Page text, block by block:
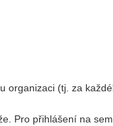
organizaci (tj. za
Pro přihlášení na